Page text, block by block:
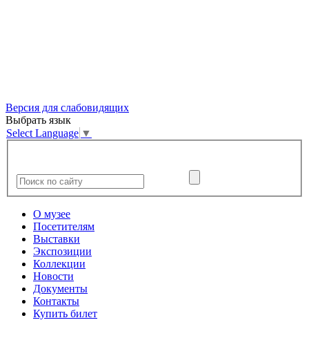
Версия для слабовидящих
Выбрать язык
Select Language ▼
О музее
Посетителям
Выставки
Экспозиции
Коллекции
Новости
Документы
Контакты
Купить билет